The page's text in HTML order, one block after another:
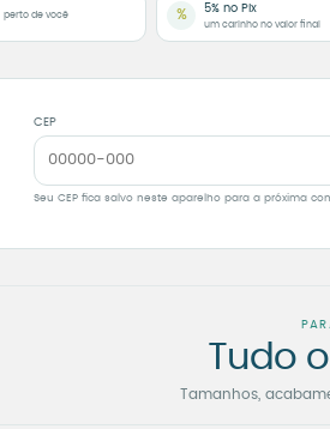
perto de você % 5% no Pix
um carinho no valor final
CEP
Seu CEP fica salvo neste aparelho para a próxima
Tudo
Tamanhos,